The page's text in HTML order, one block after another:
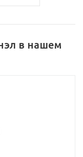
в нашем